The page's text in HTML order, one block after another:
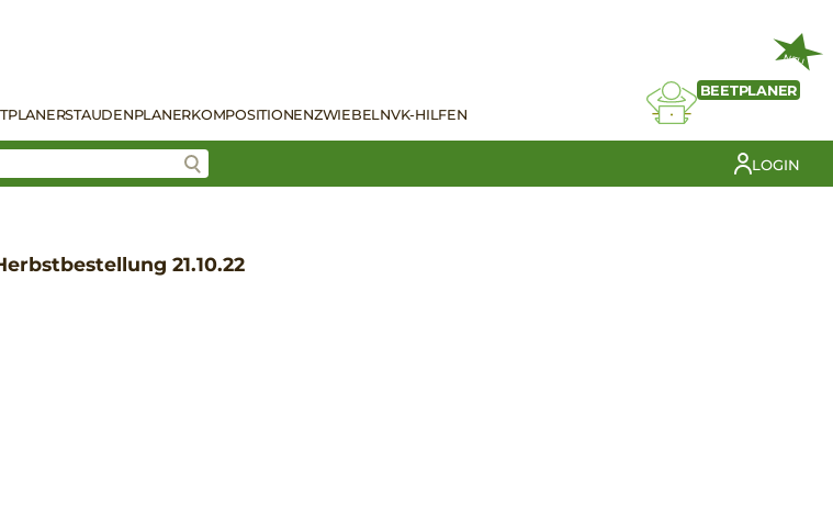
STAUDENPLANERKOMPOSITIONENZWIEBELNVK-HILFEN
NEU
BEETPLANER
LOGIN
21.10.22